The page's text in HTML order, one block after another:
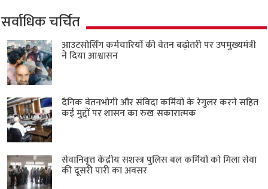
सर्वाधिक चर्चित
आउटसोर्सिंग कर्मचारियों की वेतन बढ़ोतरी पर उपमुख्यमंत्री
ने दिया आश्वासन
दैनिक वेतनभोगी और संविदा कर्मियों के रेगुलर करने सहित
कई मुद्दों पर शासन का रुख सकारात्मक
सेवानिवृत्त केंद्रीय सशस्त्र पुलिस बल ​कर्मियों को मिला सेवा
की दूसरी पारी का अवसर